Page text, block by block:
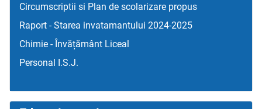
Circumscriptii si Plan de scolarizare propus
Raport - Starea invatamantului 2024-2025
Chimie - Învățământ Liceal
Personal I.S.J.